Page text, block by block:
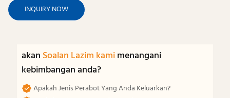
INQUIRY NOW
akan Soalan Lazim kamimenangani
kebimbangan anda?
Apakah Jenis Perabot Yang Anda Keluarkan?